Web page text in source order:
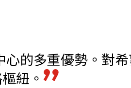
的多重優勢。對
紐。